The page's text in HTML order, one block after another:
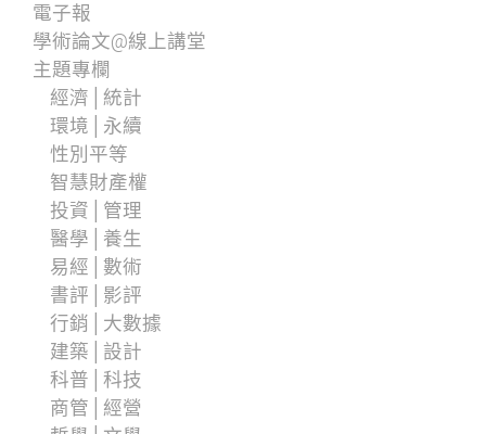
電子報
學術論文@線上講堂
主題專欄
經濟│統計
環境│永續
性別平等
智慧財產權
投資│管理
醫學│養生
易經│數術
書評│影評
行銷│大數據
建築│設計
科普│科技
商管│經營